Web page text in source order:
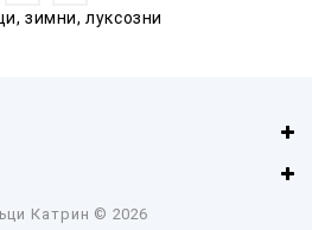
,зимни,луксозни
Катрин © 2026